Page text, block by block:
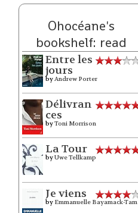
Ohocéane's
bookshelf: read
Entre les
jours
byAndrew Porter
Délivran
ces
byToni Morrison
La Tour
byUwe Tellkamp
Je viens
by Emmanuelle Bayamack-Tam